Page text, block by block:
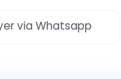
via Whatsapp